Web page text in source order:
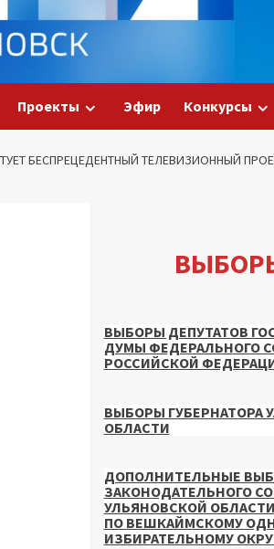
Проекты Эфир Конкурсы
БЕСПРЕЦЕДЕНТНЫЙ ТЕЛЕВИЗИОННЫЙ
ВЫБОРЫ ДЕПУТАТОВ
ДУМЫ ФЕДЕРАЛЬНОГО
РОССИЙСКОЙ
ВЫБОРЫ ГУБЕРНАТОРА
ОБЛАСТИ
ДОПОЛНИТЕЛЬНЫЕ
ЗАКОНОДАТЕЛЬНОГО
УЛЬЯНОВСКОЙ
ПО ВЕШКАЙМСКОМУ
ИЗБИРАТЕЛЬНОМУ